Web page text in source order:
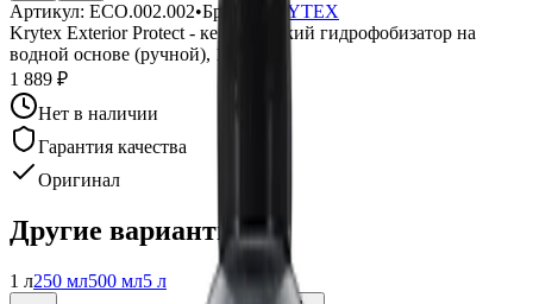
Артикул: ECO.002.002•Бренд:
KRYTEX
Krytex Exterior Protect - керамический гидрофобизатор на
водной основе (ручной), 1 л
1 889 ₽
Нет в наличии
Гарантия качества
Оригинал
Другие варианты:
1 л250 мл500 мл5 л